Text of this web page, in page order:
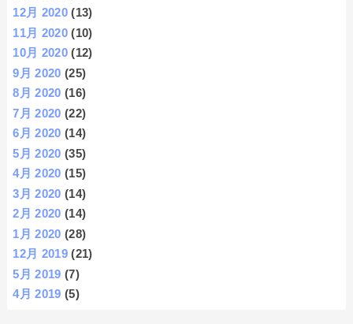
12月 2020 (13)
11月 2020 (10)
10月 2020 (12)
9月 2020 (25)
8月 2020 (16)
7月 2020 (22)
6月 2020 (14)
5月 2020 (35)
4月 2020 (15)
3月 2020 (14)
2月 2020 (14)
1月 2020 (28)
12月 2019 (21)
5月 2019 (7)
4月 2019 (5)